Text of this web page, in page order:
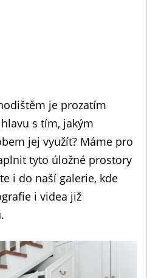
je prozatím
s tím, jakým
jej využít? Máme pro
tyto úložné prostory
i do naší galerie, kde
i videa již